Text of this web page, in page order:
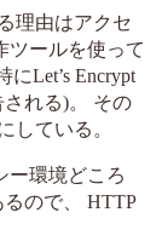
理由はアクセ
ツールを使って
Let’s Encrypt
れる)。 その
している。
ー環境どころ
ので、 HTTP